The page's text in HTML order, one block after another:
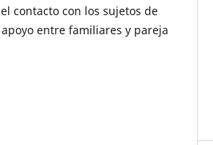
contacto con los sujetos de
entre familiares y pareja